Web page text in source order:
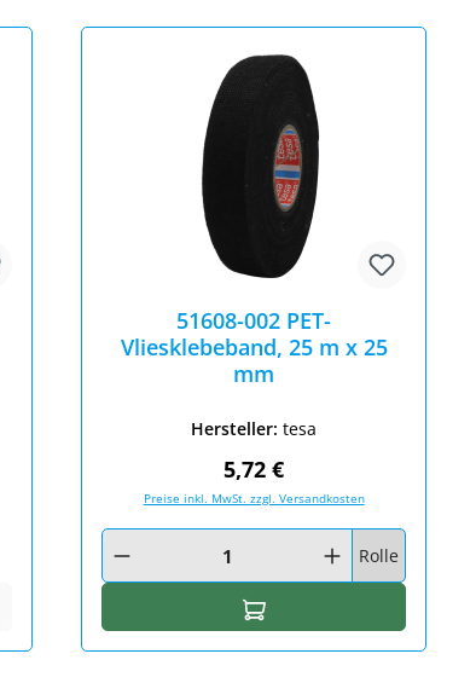
51608-002 PET-
Vliesklebeband, 25 m x 25
mm
Hersteller:tesa
Regulärer Preis:
5,72 €
Preise inkl. MwSt. zzgl. Versandkosten
Produkt Anzahl: Gib den gewünschten Wert
Rolle
In den Warenkorb